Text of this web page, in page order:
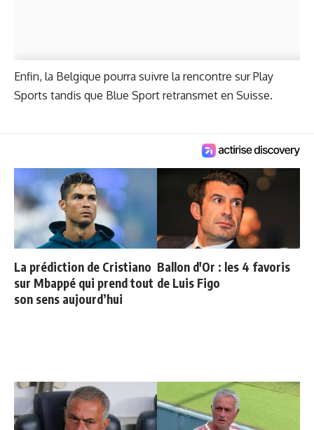
Enfin, la Belgique pourra suivre la rencontre sur Play
Sports tandis que Blue Sport retransmet en Suisse.
La prédiction de Cristiano
sur Mbappé qui prend tout
son sens aujourd’hui
Ballon d'Or : les 4 favoris
de Luis Figo